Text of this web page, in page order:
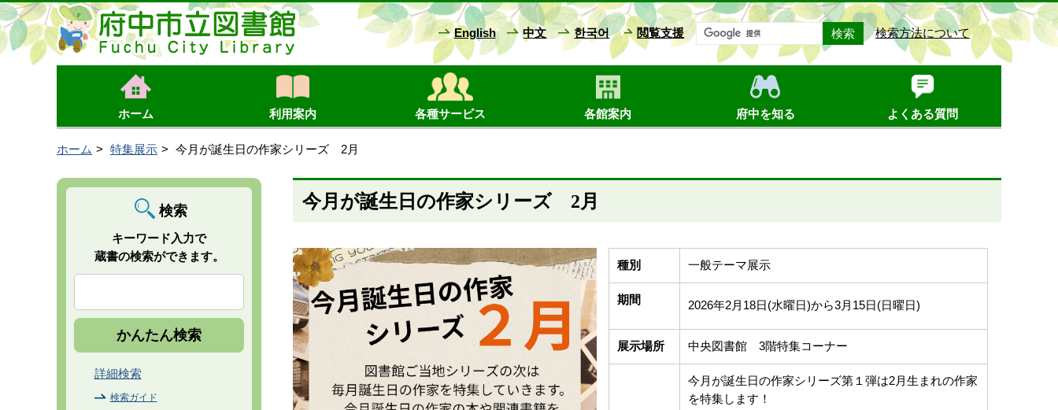
English 中文 한국어 閲覧支援 検索方法について
ホーム 利用案内 各種サービス 各館案内 府中を知る よくある質問
ホーム 特集展示 今月が誕生日の作家シリーズ 2月
検索
キーワード入力で
蔵書の検索ができます。
詳細検索
検索ガイド
今月が誕生日の作家シリーズ 2月
種別 一般テーマ展示
期間 2026年2月18日(水曜日)から3月15日(日曜日)
展示場所 中央図書館 3階特集コーナー
今月が誕生日の作家シリーズ第１弾は2月生まれの作家
を特集します！